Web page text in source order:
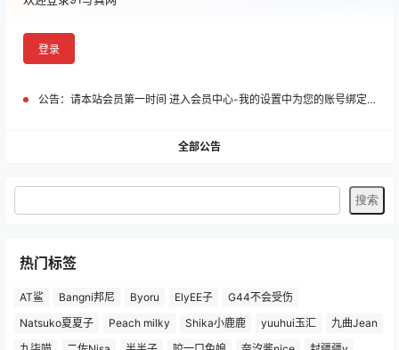
登录
公告： 请本站会员第一时间 进入会员中心-我的设置中为您的账号绑定邮箱!
全部公告
热门标签
AT鲨 Bangni邦尼 Byoru ElyEE子
G44不会受伤
Natsuko夏夏子
Peach milky Shika小鹿鹿 yuuhui玉汇
九曲Jean